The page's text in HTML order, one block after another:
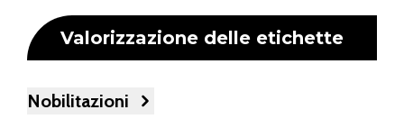
Valorizzazione delle etichette
Nobilitazioni